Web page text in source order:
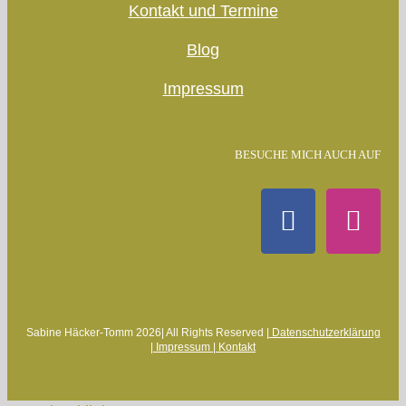
Kontakt und Termine
Blog
Impressum
BESUCHE MICH AUCH AUF
Sabine Häcker-Tomm 2026| All Rights Reserved | Datenschutzerklärung
| Impressum | Kontakt